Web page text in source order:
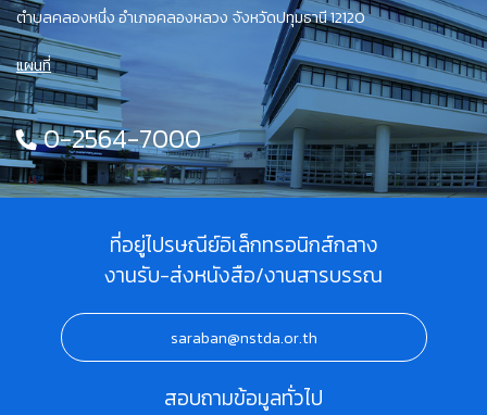
ตำบลคลองหนึ่ง อำเภอคลองหลวง จังหวัดปทุมธานี 12120
แผนที่
0-2564-7000
ที่อยู่ไปรษณีย์อิเล็กทรอนิกส์กลาง
งานรับ-ส่งหนังสือ/งานสารบรรณ
saraban@nstda.or.th
สอบถามข้อมูลทั่วไป